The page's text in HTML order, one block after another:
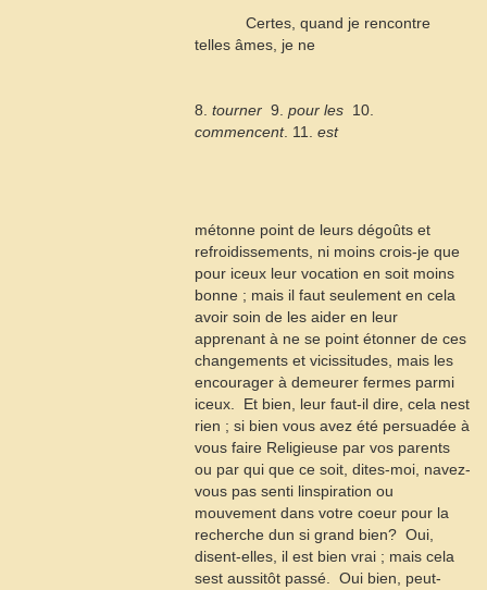
Certes, quand je rencontre
telles âmes, je ne
8. tourner  9. pour les  10.
commencent. 11. est
métonne point de leurs dégoûts et
refroidissements, ni moins crois-je que
pour iceux leur vocation en soit moins
bonne ; mais il faut seulement en cela
avoir soin de les aider en leur
apprenant à ne se point étonner de ces
changements et vicissitudes, mais les
encourager à demeurer fermes parmi
iceux.  Et bien, leur faut-il dire, cela nest
rien ; si bien vous avez été persuadée à
vous faire Religieuse par vos parents
ou par qui que ce soit, dites-moi, navez-
vous pas senti linspiration ou
mouvement dans votre coeur pour la
recherche dun si grand bien?  Oui,
disent-elles, il est bien vrai ; mais cela
sest aussitôt passé.  Oui bien, peut-